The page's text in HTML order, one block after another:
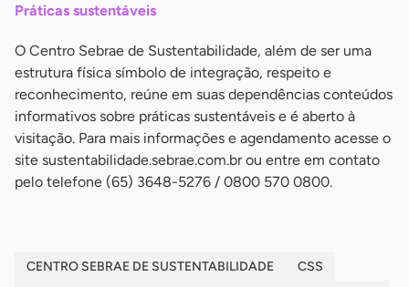
Práticas sustentáveis
O Centro Sebrae de Sustentabilidade, além de ser uma
estrutura física símbolo de integração, respeito e
reconhecimento, reúne em suas dependências conteúdos
informativos sobre práticas sustentáveis e é aberto à
visitação. Para mais informações e agendamento acesse o
site sustentabilidade.sebrae.com.br ou entre em contato
pelo telefone (65) 3648-5276 / 0800 570 0800.
CENTRO SEBRAE DE SUSTENTABILIDADE
CSS